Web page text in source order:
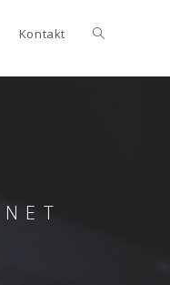
Kontakt